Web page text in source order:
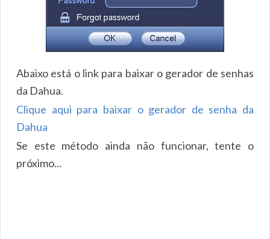
Abaixo está o link para baixar o gerador de senhas
da Dahua.
Clique aqui para baixar o gerador de senha da
Dahua
Se este método ainda não funcionar, tente o
próximo...